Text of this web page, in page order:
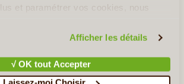
et paramétrer vos cookies, nous
Afficher les détails
√ OK tout Accepter
national de Skaftafell
pour une marche
heures de marche).
ensuiteHvannadalshnúkur, le
culminant à 2 109 mètres.